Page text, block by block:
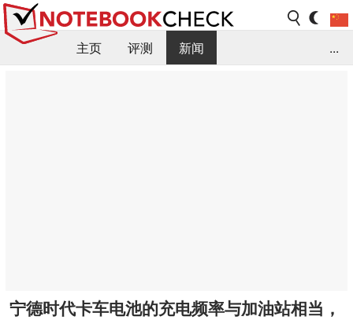
主页 评测
新闻
...
宁德时代卡车电池的充电频率与加油站相当，